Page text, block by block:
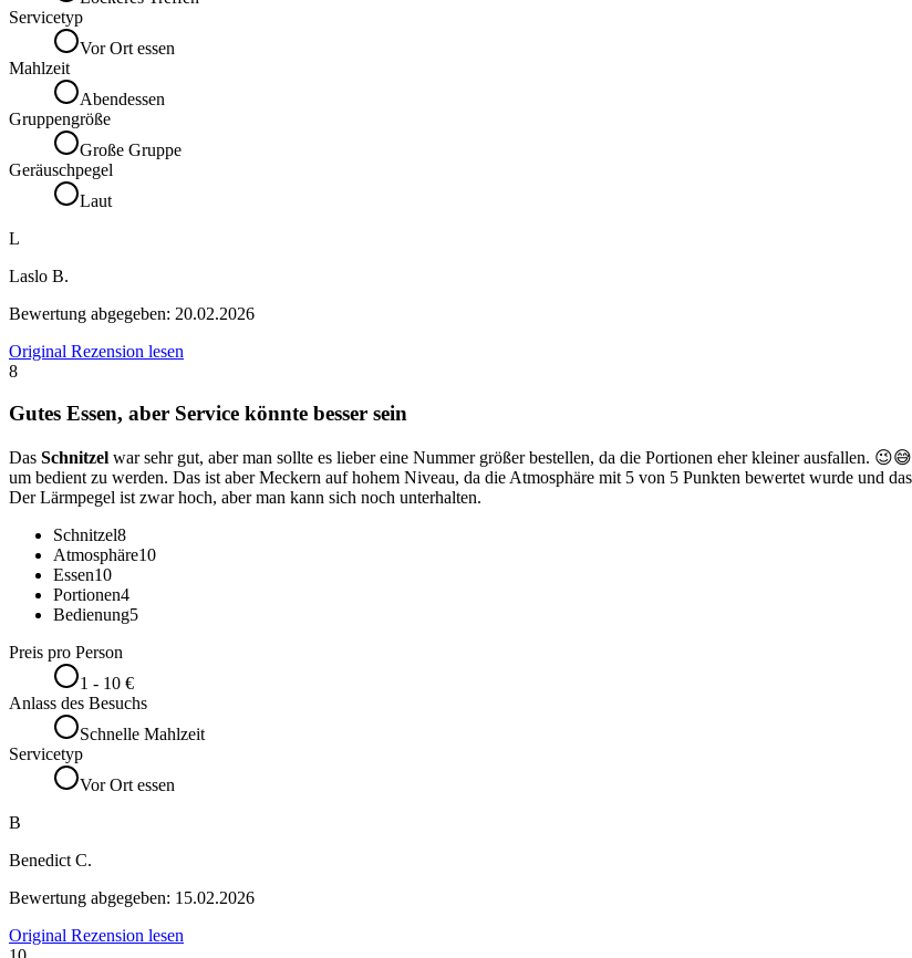
Servicetyp
Vor Ort essen
Mahlzeit
Abendessen
Gruppengröße
Große Gruppe
Geräuschpegel
Laut
L
Laslo B.
Bewertung abgegeben: 20.02.2026
Original Rezension lesen
8
Gutes Essen, aber Service könnte besser sein
Das Schnitzel war sehr gut, aber man sollte es lieber eine Nummer größer bestellen, da die Portionen eher kleiner ausfallen.
um bedient zu werden. Das ist aber Meckern auf hohem Niveau, da die Atmosphäre mit 5 von 5 Punkten bewertet wurde und
Der Lärmpegel ist zwar hoch, aber man kann sich noch unterhalten.
Schnitzel8
Atmosphäre10
Essen10
Portionen4
Bedienung5
Preis pro Person
1 - 10 €
Anlass des Besuchs
Schnelle Mahlzeit
Servicetyp
Vor Ort essen
B
Benedict C.
Bewertung abgegeben: 15.02.2026
Original Rezension lesen